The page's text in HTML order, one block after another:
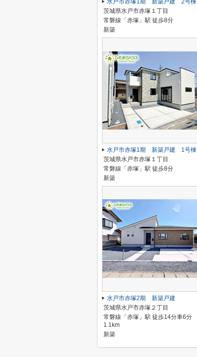
水戸市赤塚1期 新築戸建 2号棟
茨城県水戸市赤塚１丁目
常磐線「赤塚」駅 徒歩8分
新築
水戸市赤塚1期 新築戸建 1号棟
茨城県水戸市赤塚１丁目
常磐線「赤塚」駅 徒歩8分
新築
水戸市赤塚2期 新築戸建
茨城県水戸市赤塚２丁目
常磐線「赤塚」駅 徒歩14分車6分
1.1km
新築